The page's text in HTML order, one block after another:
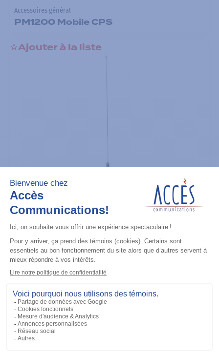
Accessoires général
PM1200 Mobile CPS
Ajouter à la liste
Antenna, 470-494 MHz
Ajouter à la liste